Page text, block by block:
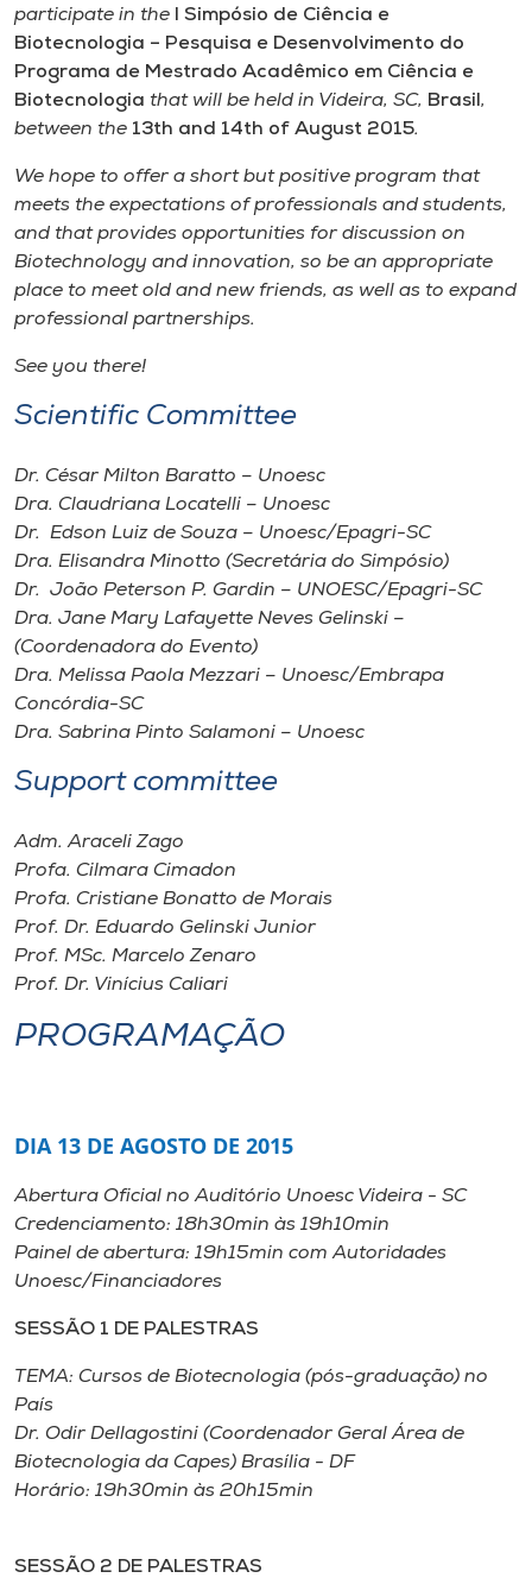
Rádio
Museu
Unoesc
Store
Selecione
o idioma
A+
A-
participate in the
I Simpósio de Ciência e
Biotecnologia – Pesquisa e Desenvolvimento do
Programa de Mestrado Acadêmico em Ciência e
Biotecnologia that will be held in Videira, SC, Brasil ,
between the 13th and 14th of August 2015.
We hope to offer a short but positive program that
meets the expectations of professionals and students,
and that provides opportunities for discussion on
Biotechnology and innovation, so be an appropriate
place to meet old and new friends, as well as to expand
professional partnerships.
See you there!
Scientific Committee
Dr. César Milton Baratto – Unoesc
Dra. Claudriana Locatelli – Unoesc
Dr. Edson Luiz de Souza – Unoesc/Epagri-SC
Dra. Elisandra Minotto (Secretária do Simpósio)
Dr. João Peterson P. Gardin – UNOESC/Epagri-SC
Dra. Jane Mary Lafayette Neves Gelinski –
(Coordenadora do Evento)
Dra. Melissa Paola Mezzari – Unoesc/Embrapa
Concórdia-SC
Dra. Sabrina Pinto Salamoni – Unoesc
Support committee
Adm. Araceli Zago
Profa. Cilmara Cimadon
Profa. Cristiane Bonatto de Morais
Prof. Dr. Eduardo Gelinski Junior
Prof. MSc. Marcelo Zenaro
Prof. Dr. Vinícius Caliari
PROGRAMAÇÃO
DIA 13 DE AGOSTO DE 2015
Abertura Oficial no Auditório Unoesc Videira - SC
Credenciamento: 18h30min às 19h10min
Painel de abertura: 19h15min com Autoridades
Unoesc/Financiadores
SESSÃO 1 DE PALESTRAS
TEMA: Cursos de Biotecnologia (pós-graduação) no
País
Dr. Odir Dellagostini (Coordenador Geral Área de
Biotecnologia da Capes) Brasília - DF
Horário: 19h30min às 20h15min
SESSÃO 2 DE PALESTRAS